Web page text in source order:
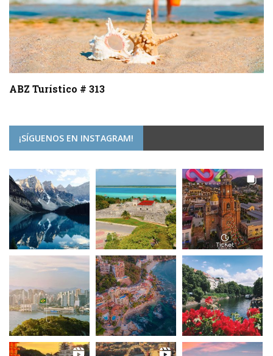
ABZ Turístico # 313
¡SÍGUENOS EN INSTAGRAM!